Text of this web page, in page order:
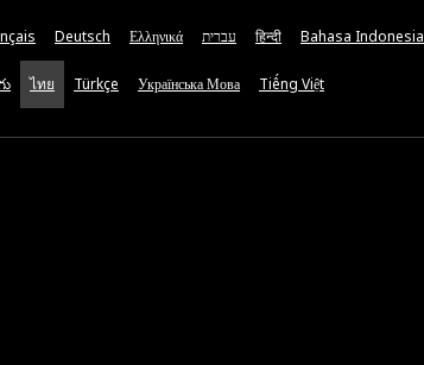
Deutsch Ελληνικά עברית हिन्दी Bahasa Indonesia
ไทย Türkçe Українська Мова Tiếng Việt